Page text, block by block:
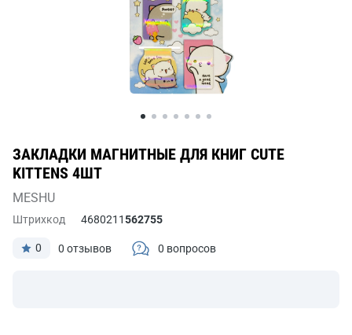
ЗАКЛАДКИ МАГНИТНЫЕ ДЛЯ КНИГ CUTE
KITTENS 4ШТ
MESHU
0 0 отзывов 0 вопросов
Штрихкод 4680211562755